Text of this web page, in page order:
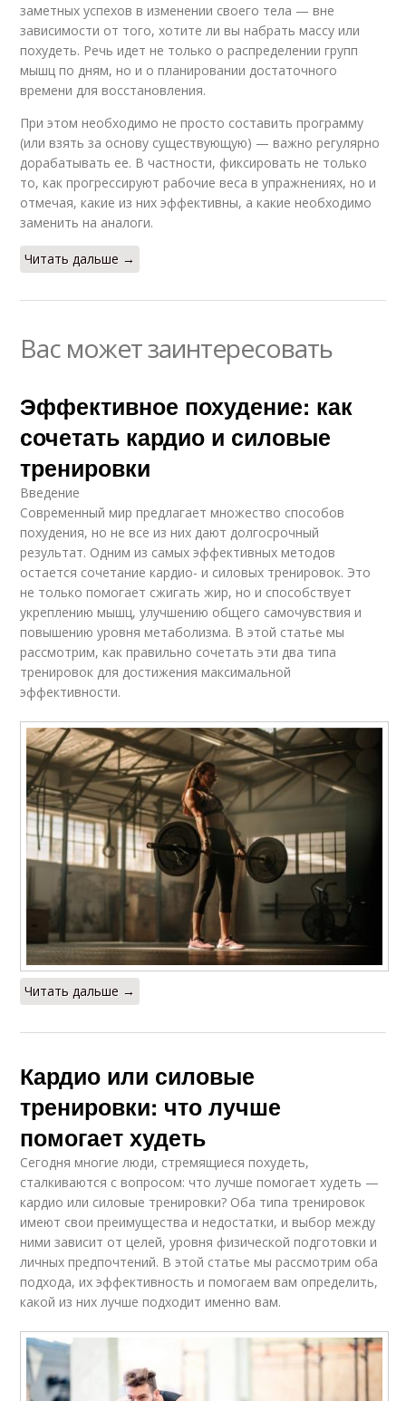
заметных успехов в изменении своего тела — вне
зависимости от того, хотите ли вы набрать массу или
похудеть. Речь идет не только о распределении групп
мышц по дням, но и о планировании достаточного
времени для восстановления.
При этом необходимо не просто составить программу
(или взять за основу существующую) — важно регулярно
дорабатывать ее. В частности, фиксировать не только
то, как прогрессируют рабочие веса в упражнениях, но и
отмечая, какие из них эффективны, а какие необходимо
заменить на аналоги.
Читать дальше →
Вас может заинтересовать
Эффективное похудение: как
сочетать кардио и силовые
тренировки
Введение
Современный мир предлагает множество способов
похудения, но не все из них дают долгосрочный
результат. Одним из самых эффективных методов
остается сочетание кардио- и силовых тренировок. Это
не только помогает сжигать жир, но и способствует
укреплению мышц, улучшению общего самочувствия и
повышению уровня метаболизма. В этой статье мы
рассмотрим, как правильно сочетать эти два типа
тренировок для достижения максимальной
эффективности.
Читать дальше →
Кардио или силовые
тренировки: что лучше
помогает худеть
Сегодня многие люди, стремящиеся похудеть,
сталкиваются с вопросом: что лучше помогает худеть —
кардио или силовые тренировки? Оба типа тренировок
имеют свои преимущества и недостатки, и выбор между
ними зависит от целей, уровня физической подготовки и
личных предпочтений. В этой статье мы рассмотрим оба
подхода, их эффективность и помогаем вам определить,
какой из них лучше подходит именно вам.